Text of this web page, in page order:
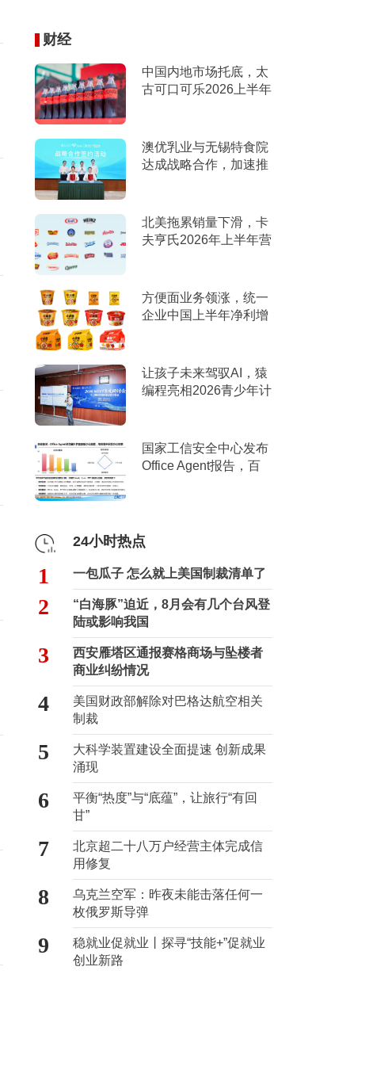
财经
中国内地市场托底，太
古可口可乐2026上半年
澳优乳业与无锡特食院
达成战略合作，加速推
北美拖累销量下滑，卡
夫亨氏2026年上半年营
方便面业务领涨，统一
企业中国上半年净利增
让孩子未来驾驭AI，猿
编程亮相2026青少年计
国家工信安全中心发布
Office Agent报告，百
24小时热点
1 一包瓜子 怎么就上美国制裁清单了
2
“白海豚”迫近，8月会有几个台风登
陆或影响我国
3
西安雁塔区通报赛格商场与坠楼者
商业纠纷情况
4
美国财政部解除对巴格达航空相关
制裁
5
大科学装置建设全面提速 创新成果
涌现
6
平衡“热度”与“底蕴”，让旅行“有回
甘”
7
北京超二十八万户经营主体完成信
用修复
8
乌克兰空军：昨夜未能击落任何一
枚俄罗斯导弹
9
稳就业促就业丨探寻“技能+”促就业
创业新路